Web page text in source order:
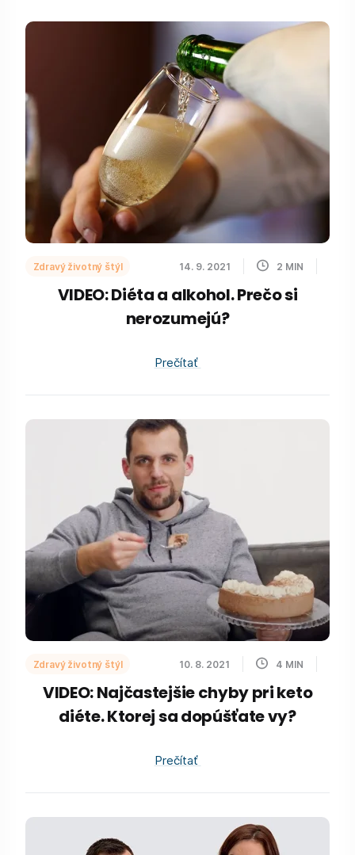
Zdravý životný štýl 14. 9. 2021 2 MIN
VIDEO: Diéta a alkohol. Prečo si
nerozumejú?
Prečítať
Zdravý životný štýl 10. 8. 2021 4 MIN
VIDEO: Najčastejšie chyby pri keto
diéte. Ktorej sa dopúšťate vy?
Prečítať